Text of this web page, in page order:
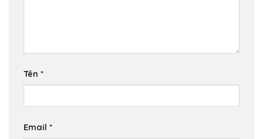
Tên *
Email *